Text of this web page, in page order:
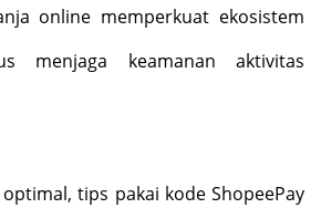
online memperkuat ekosistem
menjaga keamanan aktivitas
tips pakai kode ShopeePay